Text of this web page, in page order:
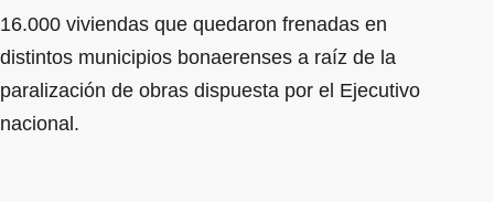
16.000 viviendas que quedaron frenadas en
distintos municipios bonaerenses a raíz de la
paralización de obras dispuesta por el Ejecutivo
nacional.